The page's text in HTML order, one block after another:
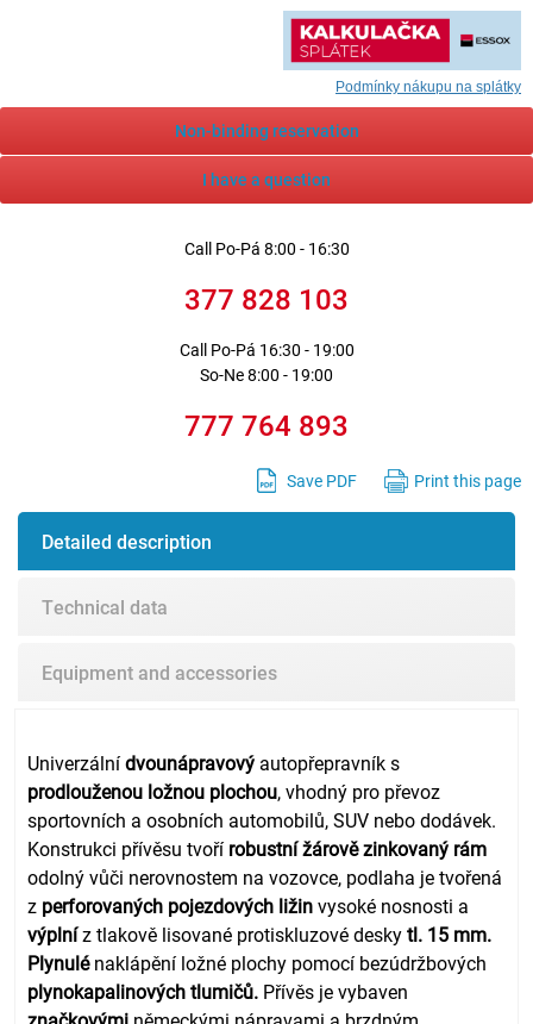
Podmínky nákupu na splátky
Non-binding reservation
I have a question
CallPo-Pá 8:00 - 16:30
377 828 103
CallPo-Pá 16:30 - 19:00
So-Ne 8:00 - 19:00
777 764 893
Save PDF Print this page
Detailed description
Technical data
Equipment and accessories
Univerzálnídvounápravový autopřepravník s
prodlouženou ložnou plochou, vhodný pro převoz
sportovních a osobních automobilů, SUV nebo dodávek.
Konstrukci přívěsu tvoří robustní žárově zinkovaný rám
odolný vůči nerovnostem na vozovce, podlaha je tvořená
z perforovaných pojezdových ližinvysoké nosnosti a
výplníz tlakově lisované protiskluzové deskytl. 15 mm.
Plynulénaklápění ložné plochy pomocí bezúdržbových
plynokapalinových tlumičů. Přívěs je vybaven